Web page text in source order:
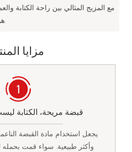
مع المزيج المثالي بين راحة الكتابة
CL-1169 هو خيارك الأفضل.
مزايا
قبضة مريحة، الكتابة
يجعل استخدام مادة القبضة
وأكثر طبيعية. سواء قمت بحمله